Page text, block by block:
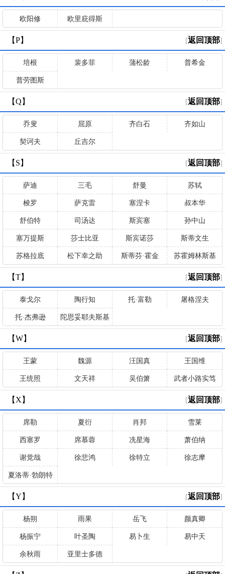
欧阳修 欧里庇得斯
【P】 [返回顶部]
培根 裴多菲 蒲松龄 普希金
普劳图斯
【Q】 [返回顶部]
乔叟 屈原 齐白石 齐如山
契诃夫 丘吉尔
【S】 [返回顶部]
萨迪 三毛 舒曼 苏轼
梭罗 萨克雷 塞涅卡 叔本华
舒伯特 司汤达 斯宾塞 孙中山
塞万提斯 莎士比亚 斯宾诺莎 斯蒂文生
苏格拉底 松下幸之助 斯蒂芬·霍金 苏霍姆林斯基
【T】 [返回顶部]
泰戈尔 陶行知 托·富勒 屠格涅夫
托·杰弗逊 陀思妥耶夫斯基
【W】 [返回顶部]
王蒙 魏源 汪国真 王国维
王统照 文天祥 吴伯箫 武者小路实笃
【X】 [返回顶部]
席勒 夏衍 肖邦 雪莱
西塞罗 席慕蓉 冼星海 萧伯纳
谢觉哉 徐悲鸿 徐特立 徐志摩
夏洛蒂·勃朗特
【Y】 [返回顶部]
杨朔 雨果 岳飞 颜真卿
杨振宁 叶圣陶 易卜生 易中天
余秋雨 亚里士多德